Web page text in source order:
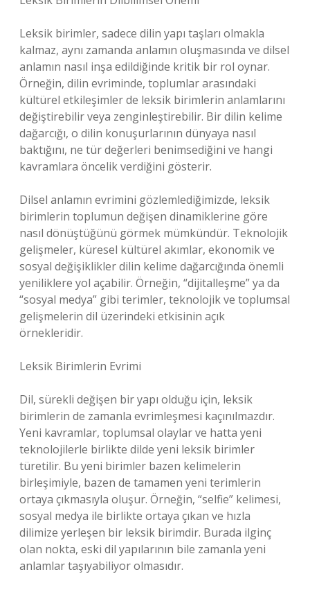
Leksik birimler, sadece dilin yapı taşları olmakla
kalmaz, aynı zamanda anlamın oluşmasında ve dilsel
anlamın nasıl inşa edildiğinde kritik bir rol oynar.
Örneğin, dilin evriminde, toplumlar arasındaki
kültürel etkileşimler de leksik birimlerin anlamlarını
değiştirebilir veya zenginleştirebilir. Bir dilin kelime
dağarcığı, o dilin konuşurlarının dünyaya nasıl
baktığını, ne tür değerleri benimsediğini ve hangi
kavramlara öncelik verdiğini gösterir.
Dilsel anlamın evrimini gözlemlediğimizde, leksik
birimlerin toplumun değişen dinamiklerine göre
nasıl dönüştüğünü görmek mümkündür. Teknolojik
gelişmeler, küresel kültürel akımlar, ekonomik ve
sosyal değişiklikler dilin kelime dağarcığında önemli
yeniliklere yol açabilir. Örneğin, “dijitalleşme” ya da
“sosyal medya” gibi terimler, teknolojik ve toplumsal
gelişmelerin dil üzerindeki etkisinin açık
örnekleridir.
Leksik Birimlerin Evrimi
Dil, sürekli değişen bir yapı olduğu için, leksik
birimlerin de zamanla evrimleşmesi kaçınılmazdır.
Yeni kavramlar, toplumsal olaylar ve hatta yeni
teknolojilerle birlikte dilde yeni leksik birimler
türetilir. Bu yeni birimler bazen kelimelerin
birleşimiyle, bazen de tamamen yeni terimlerin
ortaya çıkmasıyla oluşur. Örneğin, “selfie” kelimesi,
sosyal medya ile birlikte ortaya çıkan ve hızla
dilimize yerleşen bir leksik birimdir. Burada ilginç
olan nokta, eski dil yapılarının bile zamanla yeni
anlamlar taşıyabiliyor olmasıdır.